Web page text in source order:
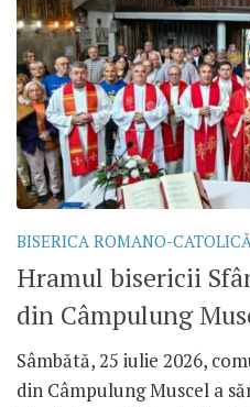
BISERICA ROMANO-CATOLICĂ
Hramul bisericii
din Câmpulung
Sâmbătă, 25 iulie 2026,
din Câmpulung Muscel a